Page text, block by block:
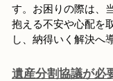
す。お困りの際は、
抱える不安や心配を
し、納得いく解決へ
遺産分割協議が必